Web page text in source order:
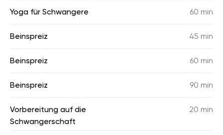
Yoga für Schwangere 60 min
Beinspreiz 45 min
Beinspreiz 60 min
Beinspreiz 90 min
Vorbereitung auf die
Schwangerschaft
20 min